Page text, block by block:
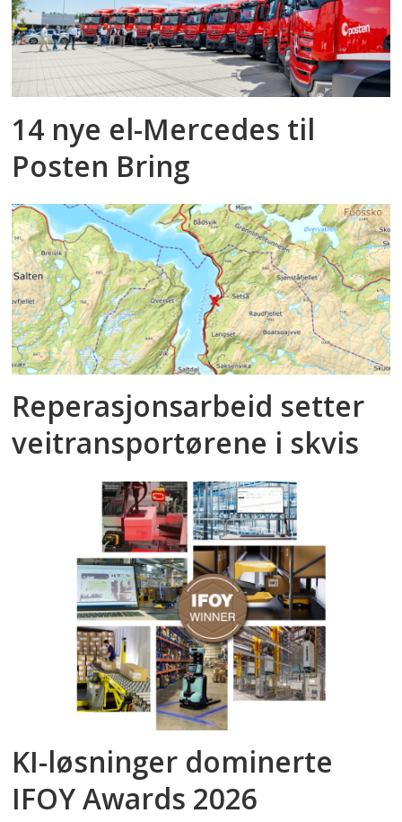
14 nye el-Mercedes til
Posten Bring
Reperasjonsarbeid setter
veitransportørene i skvis
KI-løsninger dominerte
IFOY Awards 2026